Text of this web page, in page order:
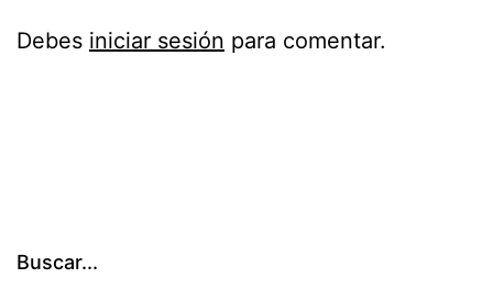
Debes iniciar sesión para comentar.
Buscar...